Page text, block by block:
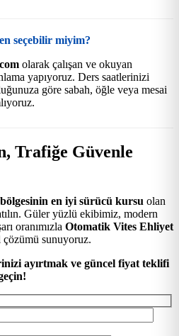
seçebilir miyim?
olarak çalışan ve okuyan
yapıyoruz. Ders saatlerinizi
göre sabah, öğle veya mesai
Trafiğe Güvenle
en iyi sürücü kursu olan
Güler yüzlü ekibimiz, modern
oranımızla Otomatik Vites Ehliyet
çözümü sunuyoruz.
ayırtmak ve güncel fiyat teklifi